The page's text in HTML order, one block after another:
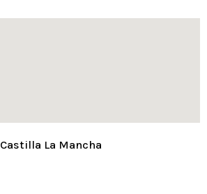
Castilla La Mancha